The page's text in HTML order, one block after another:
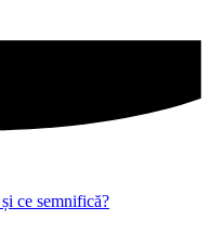
ce semnifică?